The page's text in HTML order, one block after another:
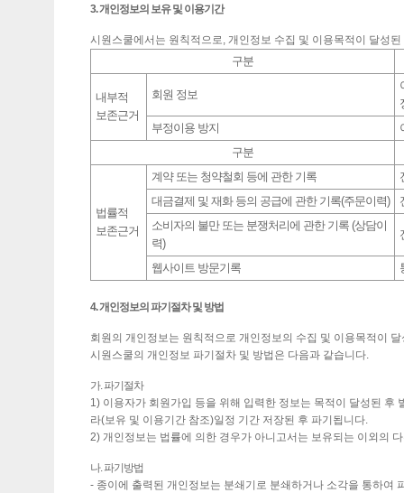
3. 개인정보의 보유 및 이용기간
시원스쿨에서는 원칙적으로, 개인정보 수집 및 이용목적이 달성
구분
내부적
보존근거
회원 정보
부정이용 방지
구분
법률적
보존근거
계약 또는 청약철회 등에 관한 기록
대금결제 및 재화 등의 공급에 관한 기록(주문이력)
소비자의 불만 또는 분쟁처리에 관한 기록 (상담이
력)
웹사이트 방문기록
4. 개인정보의 파기절차 및 방법
회원의 개인정보는 원칙적으로 개인정보의 수집 및 이용목적이
시원스쿨의 개인정보 파기절차 및 방법은 다음과 같습니다.
가. 파기절차
1) 이용자가 회원가입 등을 위해 입력한 정보는 목적이 달성된
라(보유 및 이용기간 참조)일정 기간 저장된 후 파기됩니다.
2) 개인정보는 법률에 의한 경우가 아니고서는 보유되는 이외의
나. 파기방법
- 종이에 출력된 개인정보는 분쇄기로 분쇄하거나 소각을 통하여